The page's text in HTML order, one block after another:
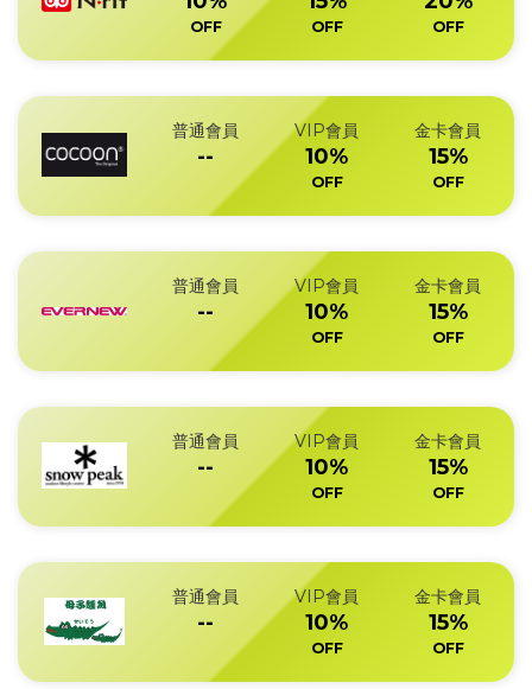
OFF OFF OFF
普通會員
--
VIP會員
10%
OFF
金卡會員
15%
OFF
普通會員
--
VIP會員
10%
OFF
金卡會員
15%
OFF
普通會員
--
VIP會員
10%
OFF
金卡會員
15%
OFF
普通會員
--
VIP會員
10%
OFF
金卡會員
15%
OFF